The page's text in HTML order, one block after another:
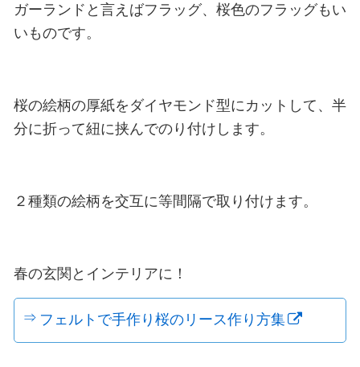
ガーランドと言えばフラッグ、桜色のフラッグもい
いものです。
桜の絵柄の厚紙をダイヤモンド型にカットして、半
分に折って紐に挟んでのり付けします。
２種類の絵柄を交互に等間隔で取り付けます。
春の玄関とインテリアに！
フェルトで手作り桜のリース作り方集